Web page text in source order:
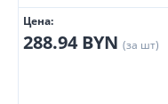
Цена:
288.94 BYN (за шт)